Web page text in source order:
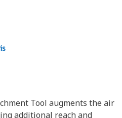
Tool augments the air
additional reach and